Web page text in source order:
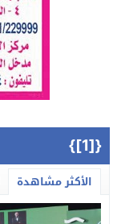
{[1]}
الأكثر مشاهدة